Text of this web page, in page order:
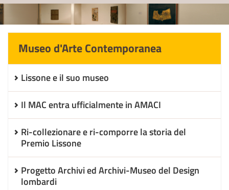
Museo d'Arte Contemporanea
Lissone e il suo museo
Il MAC entra ufficialmente in AMACI
Ri-collezionare e ri-comporre la storia del
Premio Lissone
Progetto Archivi ed Archivi-Museo del Design
lombardi